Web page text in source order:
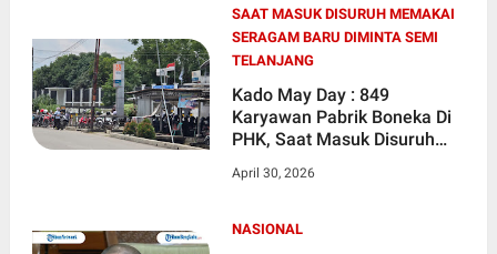
Keselamatan
SAAT MASUK DISURUH MEMAKAI
SERAGAM BARU DIMINTA SEMI
TELANJANG
Kado May Day : 849
Karyawan Pabrik Boneka Di
PHK, Saat Masuk Disuruh
Diminta Semi Telanjang
April 30, 2026
NASIONAL